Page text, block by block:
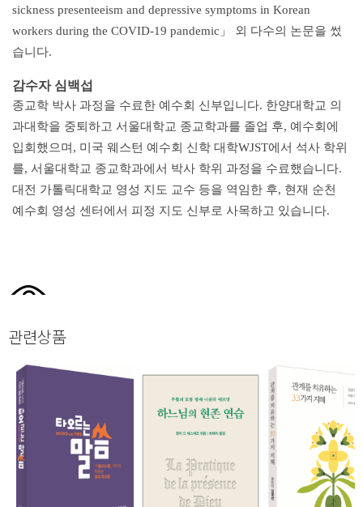
sickness presenteeism and depressive symptoms in Korean
workers during the COVID-19 pandemic」 외 다수의 논문을 썼
습니다.
감수자 심백섭
종교학 박사 과정을 수료한 예수회 신부입니다. 한양대학교 의
과대학을 중퇴하고 서울대학교 종교학과를 졸업 후, 예수회에
입회했으며, 미국 웨스턴 예수회 신학 대학WJST에서 석사 학위
를, 서울대학교 종교학과에서 박사 학위 과정을 수료했습니다.
대전 가톨릭대학교 영성 지도 교수 등을 역임한 후, 현재 순천
예수회 영성 센터에서 피정 지도 신부로 사목하고 있습니다.
관련상품